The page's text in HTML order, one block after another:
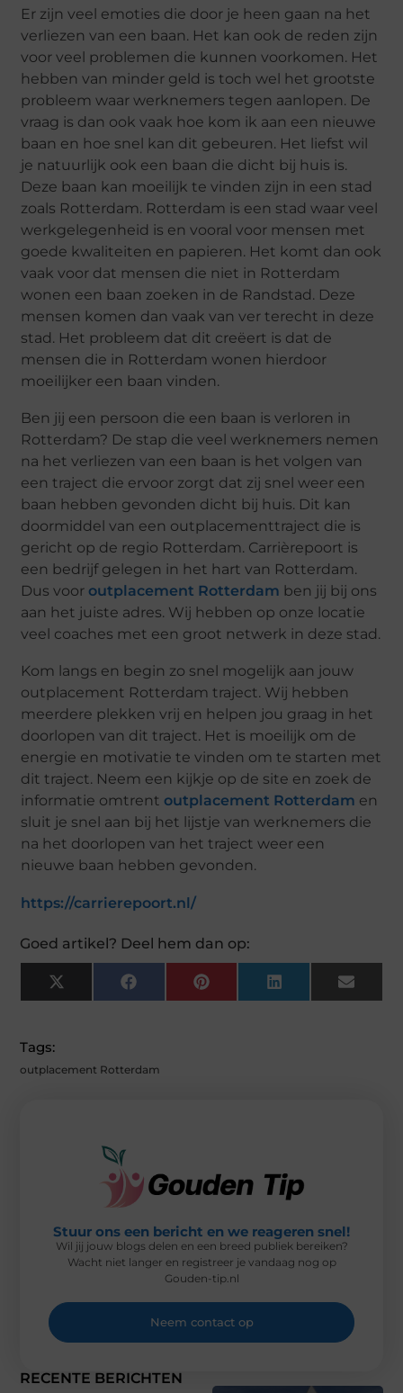
Er zijn veel emoties die door je heen gaan na het
verliezen van een baan. Het kan ook de reden zijn
voor veel problemen die kunnen voorkomen. Het
hebben van minder geld is toch wel het grootste
probleem waar werknemers tegen aanlopen. De
vraag is dan ook vaak hoe kom ik aan een nieuwe
baan en hoe snel kan dit gebeuren. Het liefst wil
je natuurlijk ook een baan die dicht bij huis is.
Deze baan kan moeilijk te vinden zijn in een stad
zoals Rotterdam. Rotterdam is een stad waar veel
werkgelegenheid is en vooral voor mensen met
goede kwaliteiten en papieren. Het komt dan ook
vaak voor dat mensen die niet in Rotterdam
wonen een baan zoeken in de Randstad. Deze
mensen komen dan vaak van ver terecht in deze
stad. Het probleem dat dit creëert is dat de
mensen die in Rotterdam wonen hierdoor
moeilijker een baan vinden.
Ben jij een persoon die een baan is verloren in
Rotterdam? De stap die veel werknemers nemen
na het verliezen van een baan is het volgen van
een traject die ervoor zorgt dat zij snel weer een
baan hebben gevonden dicht bij huis. Dit kan
doormiddel van een outplacementtraject die is
gericht op de regio Rotterdam. Carrièrepoort is
een bedrijf gelegen in het hart van Rotterdam.
Dus vooroutplacement Rotterdam ben jij bij ons
aan het juiste adres. Wij hebben op onze locatie
veel coaches met een groot netwerk in deze stad.
Kom langs en begin zo snel mogelijk aan jouw
outplacement Rotterdam traject. Wij hebben
meerdere plekken vrij en helpen jou graag in het
doorlopen van dit traject. Het is moeilijk om de
energie en motivatie te vinden om te starten met
dit traject. Neem een kijkje op de site en zoek de
informatie omtrentoutplacement Rotterdam en
sluit je snel aan bij het lijstje van werknemers die
na het doorlopen van het traject weer een
nieuwe baan hebben gevonden.
https://carrierepoort.nl/
Goed artikel? Deel hem dan op:
X
(
E
F
A
O
K
P
I
L
I
E
M
Tags:
outplacement Rotterdam
RECENTE BERICHTEN
Stuur ons een bericht en we reageren snel!
Wil jij jouw blogs delen en een breed publiek bereiken?
Wacht niet langer en registreer je vandaag nog op
Gouden-tip.nl
Neem contact op